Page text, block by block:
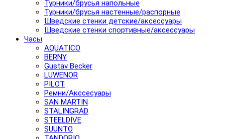
Турники/брусья напольные
Турники/брусья настенные/распорные
Шведские стенки детские/аксессуары
Шведские стенки спортивные/аксессуары
Часы
AQUATICO
BERNY
Gustav Becker
LUWENOR
PILOT
Pемни/Акссесуары
SAN MARTIN
STALINGRAD
STEELDIVE
SUUNTO